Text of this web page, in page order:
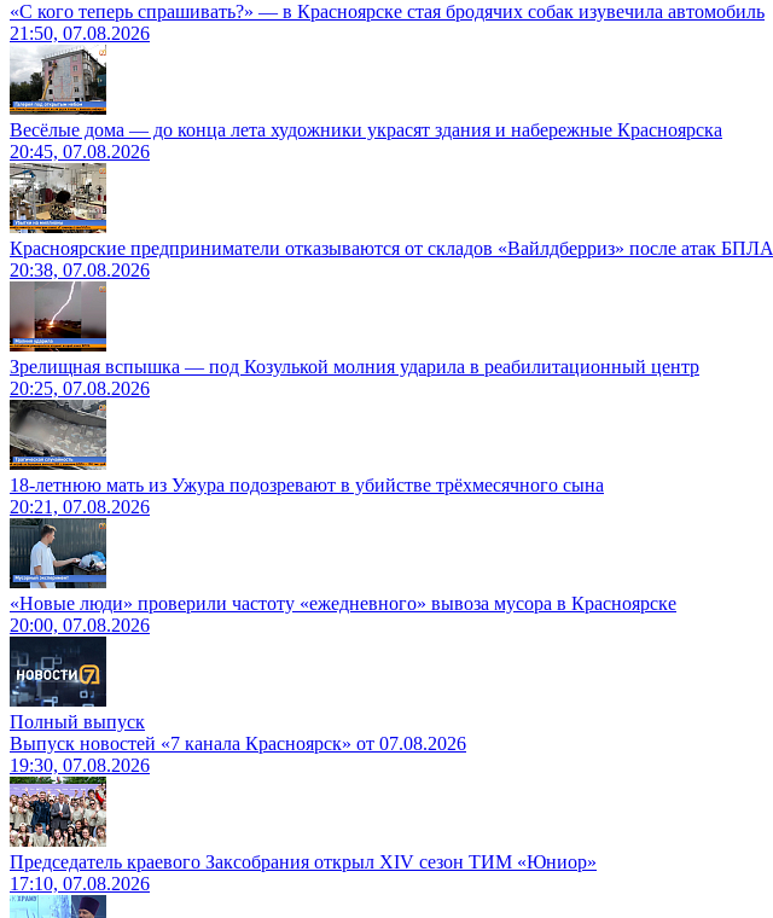
«С кого теперь спрашивать?» — в Красноярске стая бродячих собак изувечила автомобиль
21:50, 07.08.2026
Весёлые дома — до конца лета художники украсят здания и набережные Красноярска
20:45, 07.08.2026
Красноярские предприниматели отказываются от складов «Вайлдберриз» после атак БПЛА
20:38, 07.08.2026
Зрелищная вспышка — под Козулькой молния ударила в реабилитационный центр
20:25, 07.08.2026
18-летнюю мать из Ужура подозревают в убийстве трёхмесячного сына
20:21, 07.08.2026
«Новые люди» проверили частоту «ежедневного» вывоза мусора в Красноярске
20:00, 07.08.2026
Полный выпуск
Выпуск новостей «7 канала Красноярск» от 07.08.2026
19:30, 07.08.2026
Председатель краевого Заксобрания открыл XIV сезон ТИМ «Юниор»
17:10, 07.08.2026